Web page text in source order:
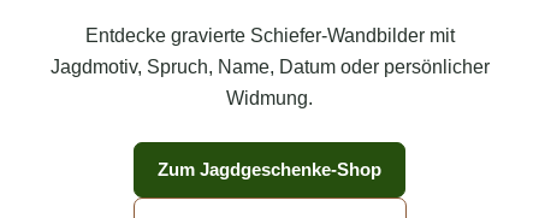
Entdecke gravierte Schiefer-Wandbilder mit
Jagdmotiv, Spruch, Name, Datum oder persönlicher
Widmung.
Zum Jagdgeschenke-Shop